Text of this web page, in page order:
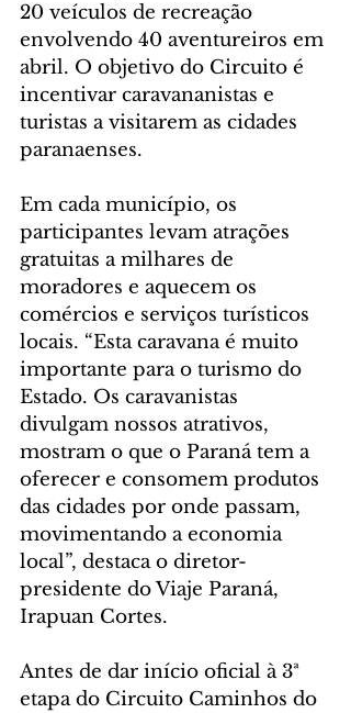
20 veículos de recreação
envolvendo 40 aventureiros em
abril. O objetivo do Circuito é
incentivar caravananistas e
turistas a visitarem as cidades
paranaenses.
Em cada município, os
participantes levam atrações
gratuitas a milhares de
moradores e aquecem os
comércios e serviços turísticos
locais. “Esta caravana é muito
importante para o turismo do
Estado. Os caravanistas
divulgam nossos atrativos,
mostram o que o Paraná tem a
oferecer e consomem produtos
das cidades por onde passam,
movimentando a economia
local”, destaca o diretor-
presidente do Viaje Paraná,
Irapuan Cortes.
Antes de dar início oficial à 3ª
etapa do Circuito Caminhos do